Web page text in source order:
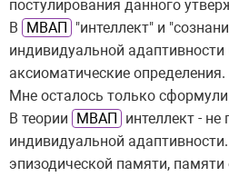
постулирования данного
В
МВАП
"интеллект" и
индивидуальной
аксиоматические
Мне осталось только
В теории
МВАП
интеллект -
индивидуальной
эпизодической памяти,